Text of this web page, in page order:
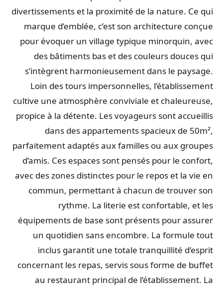
divertissements et la proximité de la nature. Ce qui
marque d’emblée, c’est son architecture conçue
pour évoquer un village typique minorquin, avec
des bâtiments bas et des couleurs douces qui
s’intègrent harmonieusement dans le paysage.
Loin des tours impersonnelles, l’établissement
cultive une atmosphère conviviale et chaleureuse,
propice à la détente. Les voyageurs sont accueillis
dans des appartements spacieux de 50m²,
parfaitement adaptés aux familles ou aux groupes
d’amis. Ces espaces sont pensés pour le confort,
avec des zones distinctes pour le repos et la vie en
commun, permettant à chacun de trouver son
rythme. La literie est confortable, et les
équipements de base sont présents pour assurer
un quotidien sans encombre. La formule tout
inclus garantit une totale tranquillité d’esprit
concernant les repas, servis sous forme de buffet
au restaurant principal de l’établissement. La